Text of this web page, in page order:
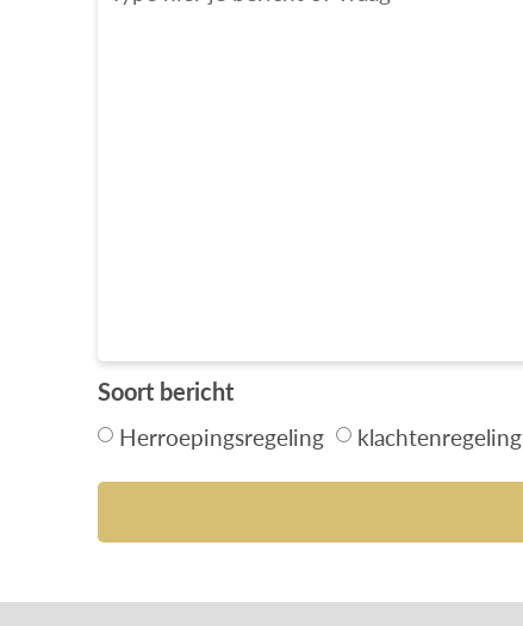
Soort bericht
Herroepingsregeling klachtenregeling